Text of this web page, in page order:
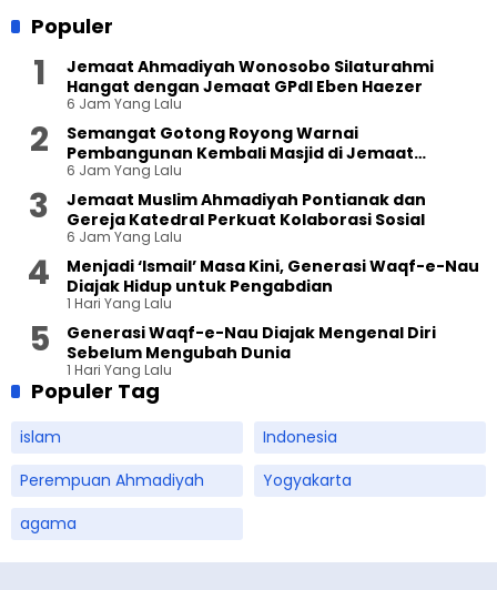
Populer
Jemaat Ahmadiyah Wonosobo Silaturahmi
Hangat dengan Jemaat GPdI Eben Haezer
6 Jam Yang Lalu
Semangat Gotong Royong Warnai
Pembangunan Kembali Masjid di Jemaat
Ahmadiyah Sukapura
6 Jam Yang Lalu
Jemaat Muslim Ahmadiyah Pontianak dan
Gereja Katedral Perkuat Kolaborasi Sosial
6 Jam Yang Lalu
Menjadi ‘Ismail’ Masa Kini, Generasi Waqf-e-Nau
Diajak Hidup untuk Pengabdian
1 Hari Yang Lalu
Generasi Waqf-e-Nau Diajak Mengenal Diri
Sebelum Mengubah Dunia
1 Hari Yang Lalu
Populer Tag
islam
Indonesia
Perempuan Ahmadiyah
Yogyakarta
agama